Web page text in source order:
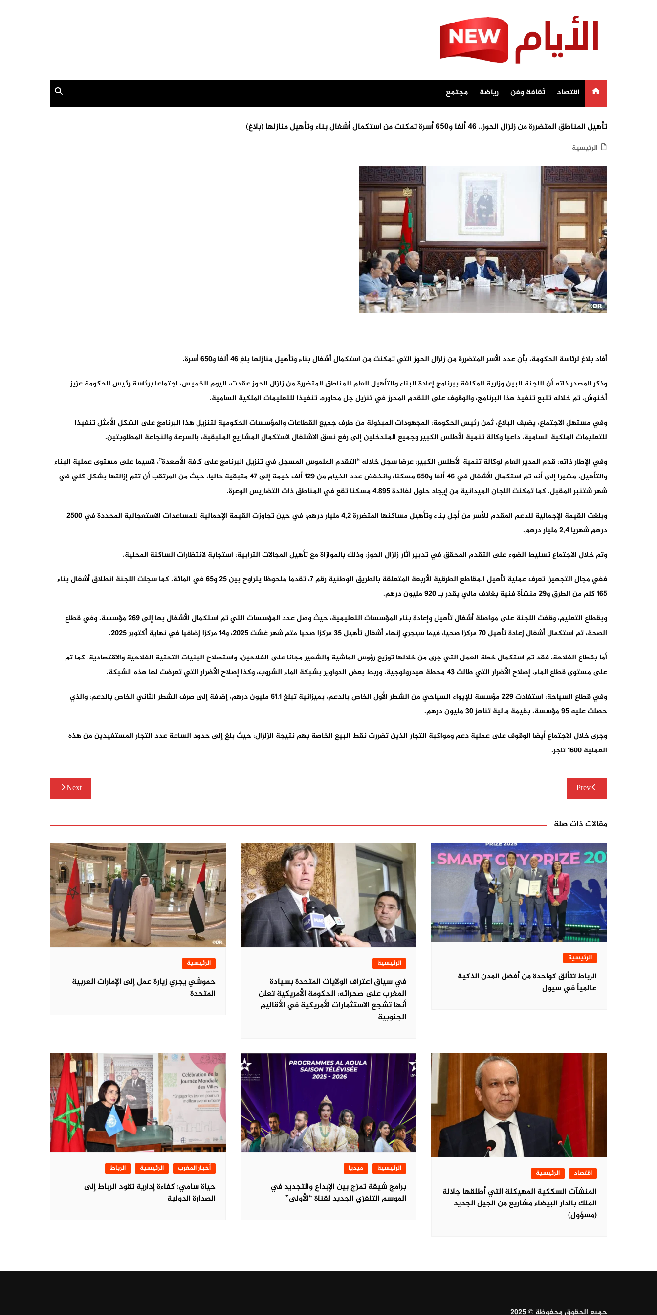
اقتصاد ثقافة وفن رياضة مجتمع
تأهيل المناطق المتضررة من زلزال الحوز.. 46 ألفا و650 أسرة تمكنت من استكمال أشغال بناء وتأهيل منازلها (بلاغ)
الرئيسية
أفاد بلاغ لرئاسة الحكومة، بأن عدد الأسر المتضررة من زلزال الحوز التي تمكنت من استكمال أشغال بناء وتأهيل منازلها بلغ 46 ألفا و650 أسرة.
وذكر المصدر ذاته أن اللجنة البين وزارية المكلفة ببرنامج إعادة البناء والتأهيل العام للمناطق المتضررة من زلزال الحوز عقدت، اليوم الخميس، اجتماعا برئاسة رئيس الحكومة عزيز
أخنوش، تم خلاله تتبع تنفيذ هذا البرنامج، والوقوف على التقدم المحرز في تنزيل جل محاوره، تنفيذا للتعليمات الملكية السامية.
وفي مستهل الاجتماع، يضيف البلاغ، ثمن رئيس الحكومة، المجهودات المبذولة من طرف جميع القطاعات والمؤسسات الحكومية لتنزيل هذا البرنامج على الشكل الأمثل تنفيذا
للتعليمات الملكية السامية، داعيا وكالة تنمية الأطلس الكبير وجميع المتدخلين إلى رفع نسق الاشتغال لاستكمال المشاريع المتبقية، بالسرعة والنجاعة المطلوبتين.
وفي الإطار ذاته، قدم المدير العام لوكالة تنمية الأطلس الكبير، عرضا سجل خلاله “التقدم الملموس المسجل في تنزيل البرنامج على كافة الأصعدة”، لاسيما على مستوى عملية البناء
والتأهيل، مشيرا إلى أنه تم استكمال الأشغال في 46 ألفا و650 مسكنا، وانخفض عدد الخيام من 129 ألف خيمة إلى 47 متبقية حاليا، حيث من المرتقب أن تتم إزالتها بشكل كلي في
شهر شتنبر المقبل. كما تمكنت اللجان الميدانية من إيجاد حلول لفائدة 4.895‏‎ ‎مسكنا تقع في المناطق ذات التضاريس الوعرة.
وبلغت القيمة الإجمالية للدعم المقدم للأسر من أجل بناء وتأهيل مساكنها المتضررة 4,2 مليار درهم، في حين تجاوزت القيمة الإجمالية للمساعدات الاستعجالية المحددة في 2500
درهم شهريا 2,4 مليار درهم.
وتم خلال الاجتماع تسليط الضوء على التقدم المحقق في تدبير آثار زلزال الحوز، وذلك بالموازاة مع تأهيل المجالات الترابية، استجابة لانتظارات الساكنة المحلية.
ففي مجال التجهيز، تعرف عملية تأهيل المقاطع الطرقية الأربعة المتعلقة بالطريق الوطنية رقم 7، تقدما ملحوظا يتراوح بين 25 و65 في المائة. كما سجلت اللجنة انطلاق أشغال بناء
165 كلم من الطرق و29 منشأة فنية بغلاف مالي يقدر بـ 920 مليون درهم.
وبقطاع التعليم، وقفت اللجنة على مواصلة أشغال تأهيل وإعادة بناء المؤسسات التعليمية، حيث وصل عدد المؤسسات التي تم استكمال الأشغال بها إلى 269 مؤسسة. وفي قطاع
الصحة، تم استكمال أشغال إعادة تأهيل 70 مركزا صحيا، فيما سيجري إنهاء أشغال تأهيل 35 مركزا صحيا متم شهر غشت 2025، و14 مركزا إضافيا في نهاية أكتوبر 2025.
أما بقطاع الفلاحة، فقد تم استكمال خطة العمل التي جرى من خلالها توزيع رؤوس الماشية والشعير مجانا على الفلاحين، واستصلاح البنيات التحتية الفلاحية والاقتصادية. كما تم
على مستوى قطاع الماء، إصلاح الأضرار التي طالت 43 محطة هيدرولوجية، وربط بعض الدواوير بشبكة الماء الشروب، وكذا إصلاح الأضرار التي تعرضت لها هذه الشبكة.
وفي قطاع السياحة، استفادت 229 مؤسسة للإيواء السياحي من الشطر الأول الخاص بالدعم، بميزانية تبلغ 61.1 مليون درهم، إضافة إلى صرف الشطر الثاني الخاص بالدعم، والذي
حصلت عليه 95 مؤسسة، بقيمة مالية تناهز 30 مليون درهم.
وجرى خلال الاجتماع أيضا الوقوف على عملية دعم ومواكبة التجار الذين تضررت نقط البيع الخاصة بهم نتيجة الزلزال، حيث بلغ إلى حدود الساعة عدد التجار المستفيدين من هذه
العملية 1600 تاجر.
تصفّحPrev
Next
مقالات ذات صلة
الرئيسية
الرباط تتألق كواحدة من أفضل المدن الذكية
عالمياً في سيول
الرئيسية
في سياق اعتراف الولايات المتحدة بسيادة
المغرب على صحرائه، الحكومة الأمريكية تعلن
أنها تشجع الاستثمارات الأمريكية في الأقاليم
الجنوبية
الرئيسية
حموشي يجري زيارة عمل إلى الإمارات العربية
المتحدة
اقتصاد الرئيسية
المنشآت السككية المهيكلة التي أطلقها جلالة
الملك بالدار البيضاء مشاريع من الجيل الجديد
(مسؤول)
الرئيسية ميديا
برامج شيقة تمزج بين الإبداع والتجديد في
الموسم التلفزي الجديد لقناة “الأولى”
أخبار المغرب الرئيسية الرباط
حياة سامي: كفاءة إدارية تقود الرباط إلى
الصدارة الدولية
جميع الحقوق محفوظة © 2025